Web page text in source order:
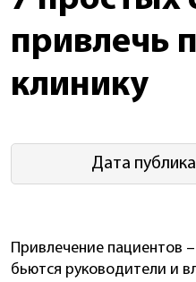
привлечь
клинику
Дата
Привлечение пациентов
бьются руководители и